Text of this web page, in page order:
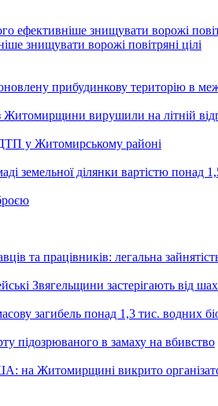
знищувати ворожі повітряні цілі
прибудинкову територію в
з Житомирщини вирушили на літній
ДТП у Житомирському районі
земельної ділянки вартістю понад
та працівників: легальна
Звягельщини застерігають від
загибель понад 1,3 тис. водних
підозрюваного в замаху на вбивство
на Житомирщині викрито